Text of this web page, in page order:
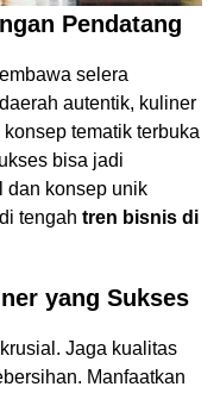
Pendatang
selera
autentik, kuliner
tematik terbuka
bisa jadi
dan konsep unik
tengah tren bisnis di
yang Sukses
Jaga kualitas
Manfaatkan